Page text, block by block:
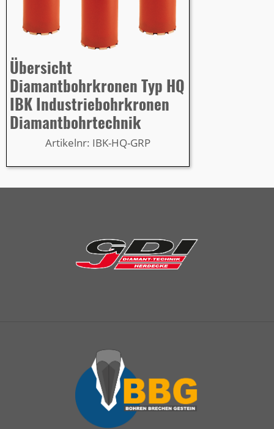
Übersicht
Diamantbohrkronen Typ HQ
IBK Industriebohrkronen
Diamantbohrtechnik
Artikelnr: IBK-HQ-GRP